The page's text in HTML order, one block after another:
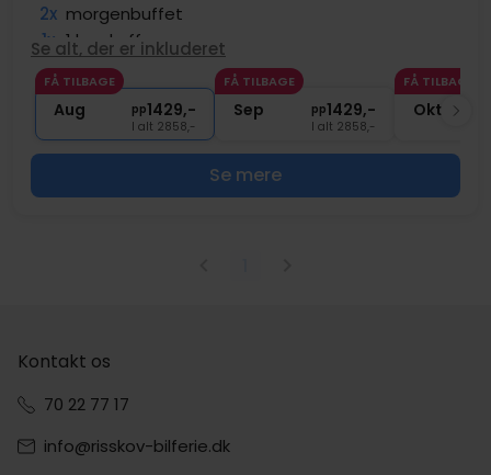
2x morgenbuffet
1x 1 kop kaffe
∞ Gratis internet
∞ Central beliggenhed
Se alt, der er inkluderet
FÅ TILBAGE
Aug pp1429,-
I alt 2858,-
FÅ TILBAGE
Sep pp1429,-
I alt 2858,-
FÅ TILBAGE
Okt
Se mere
Kontakt os
70 22 77 17
info@risskov-bilferie.dk